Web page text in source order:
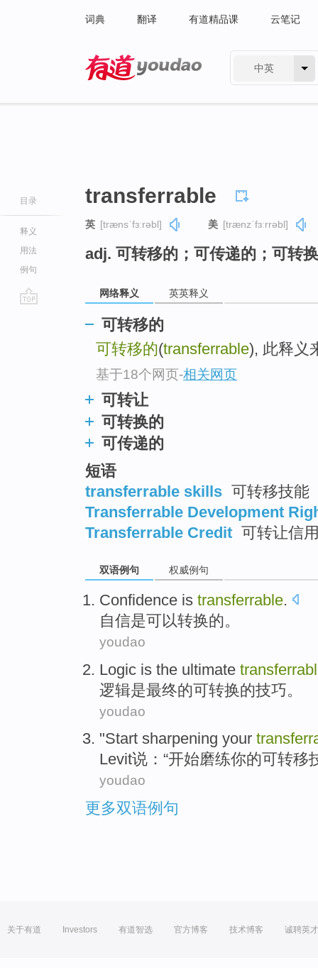
词典 翻译 有道精品课 云笔记
中英
目录
释义
用法
例句
transferrable
英 [trænsˈfɜːrəbl] 美 [trænzˈfɜːrrəbl]
adj. 可转移的；可传递的；可转
网络释义 英英释义
可转移的
可转移的(transferrable), 此释义
基于18个网页-相关网页
可转让
可转换的
可传递的
短语
transferrable skills 可转移技能
Transferrable Development
Transferrable Credit 可转让信
双语例句 权威例句
Confidence is transferrable.
自信是可以转换的。
youdao
Logic is the ultimate
逻辑是最终的可转换的技巧。
youdao
"Start sharpening your
Levit说 ：“开始磨练你的可转移
youdao
更多双语例句
关于有道 Investors 有道智选 官方博客 技术博客 诚聘英才